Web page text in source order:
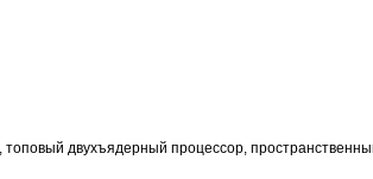
двухъядерный процессор,